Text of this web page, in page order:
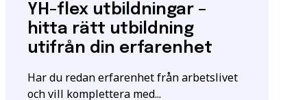
YH-flex utbildningar –
hitta rätt utbildning
utifrån din erfarenhet
Har du redan erfarenhet från arbetslivet
och vill komplettera med...